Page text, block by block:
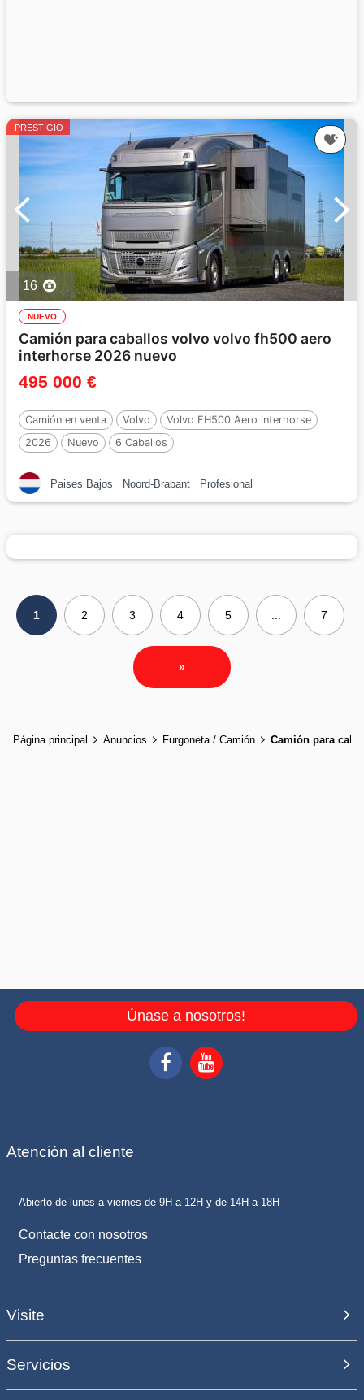
PRESTIGIO
16
NUEVO
Camión para caballos volvo volvo fh500 aero
interhorse 2026 nuevo
495 000 €
Camión en venta Volvo
Volvo FH500 Aero interhorse
2026
Nuevo 6 Caballos
Paises Bajos Noord-Brabant Profesional
1 2 3 4 5 7
»
Página principal Anuncios Furgoneta / Camión Camión para
Únase a nosotros!
Atención al cliente
Abierto de lunes a viernes de 9H a 12H y de 14H a 18H
Contacte con nosotros
Preguntas frecuentes
Visite
Servicios